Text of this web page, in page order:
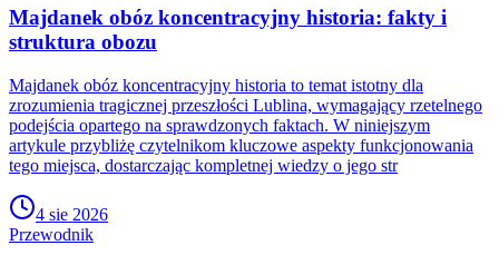
Majdanek obóz koncentracyjny historia: fakty i
struktura obozu
Majdanek obóz koncentracyjny historia to temat istotny dla
zrozumienia tragicznej przeszłości Lublina, wymagający rzetelnego
podejścia opartego na sprawdzonych faktach. W niniejszym
artykule przybliżę czytelnikom kluczowe aspekty funkcjonowania
tego miejsca, dostarczając kompletnej wiedzy o jego str
4 sie 2026
Przewodnik